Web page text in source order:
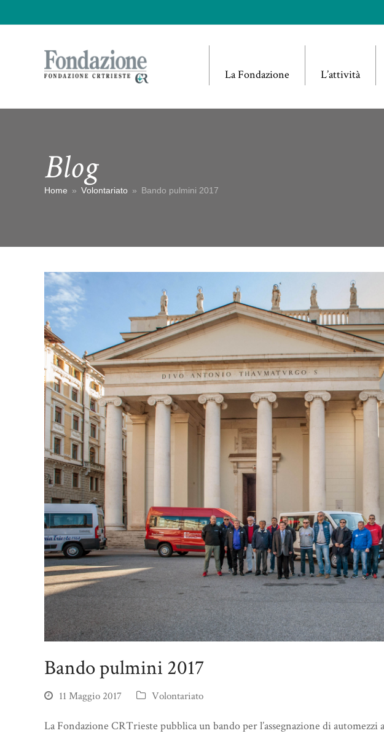
La Fondazione L’attività
Blog
Home » Volontariato » Bando pulmini 2017
Bando pulmini 2017
11 Maggio 2017 Volontariato
La Fondazione CRTrieste pubblica un bando per l’assegnazione di